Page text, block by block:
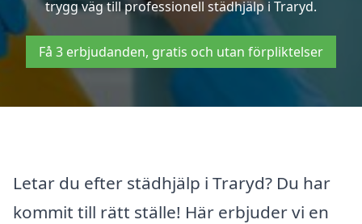
trygg väg till professionell städhjälp i Traryd.
Få 3 erbjudanden, gratis och utan förpliktelser
Letar du efter städhjälp i Traryd? Du har
kommit till rätt ställe! Här erbjuder vi en